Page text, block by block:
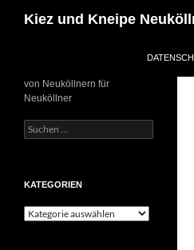
Inhalt
Kiez und Kneipe
von Neuköllnern für
Neuköllner
Suchen
nach:
KATEGORIEN
Kategorien